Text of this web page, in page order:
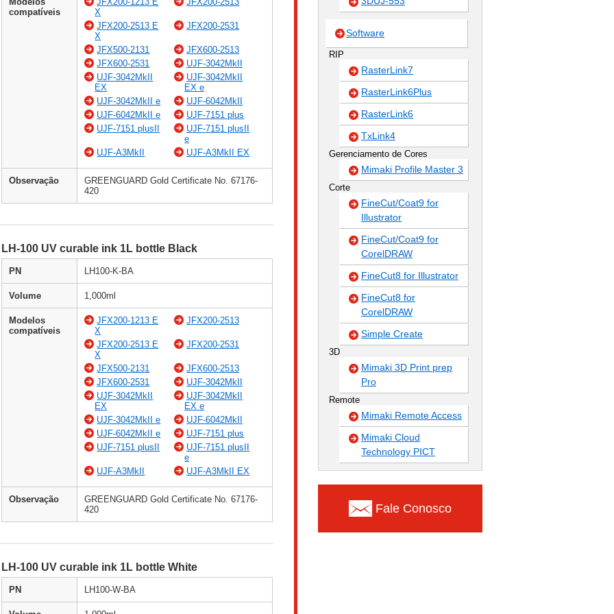
compatíveis
X
JFX200-2513 E
X
JFX200-2531
JFX500-2131
JFX600-2513
JFX600-2531
UJF-3042MkII
UJF-3042MkII
EX
UJF-3042MkII
EX e
UJF-3042MkII e
UJF-6042MkII
UJF-6042MkII e
UJF-7151 plus
UJF-7151 plusII
UJF-7151 plusII
e
UJF-A3MkII
UJF-A3MkII EX
Observação
GREENGUARD Gold Certificate No. 67176-
420
LH-100 UV curable ink 1L bottle Black
PN LH100-K-BA
Volume 1,000ml
Modelos
compatíveis
JFX200-1213 E
X
JFX200-2513
JFX200-2513 E
X
JFX200-2531
JFX500-2131
JFX600-2513
JFX600-2531
UJF-3042MkII
UJF-3042MkII
EX
UJF-3042MkII
EX e
UJF-3042MkII e
UJF-6042MkII
UJF-6042MkII e
UJF-7151 plus
UJF-7151 plusII
UJF-7151 plusII
e
UJF-A3MkII
UJF-A3MkII EX
Observação
GREENGUARD Gold Certificate No. 67176-
420
LH-100 UV curable ink 1L bottle White
PN LH100-W-BA
Software
RIP
RasterLink7
RasterLink6Plus
RasterLink6
TxLink4
Gerenciamento de Cores
Mimaki Profile Master 3
Corte
FineCut/Coat9 for
Illustrator
FineCut/Coat9 for
CorelDRAW
FineCut8 for Illustrator
FineCut8 for
CorelDRAW
Simple Create
3D
Mimaki 3D Print prep
Pro
Remote
Mimaki Remote Access
Mimaki Cloud
Technology PICT
Fale Conosco